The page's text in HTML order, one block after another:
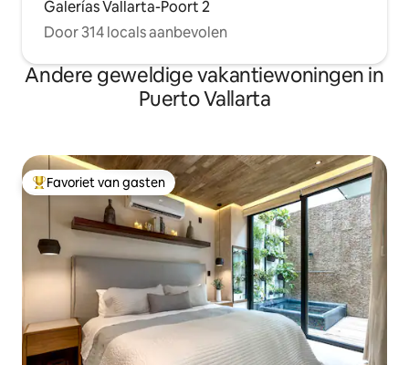
Galerías Vallarta-Poort 2
Door 314 locals aanbevolen
Andere geweldige vakantiewoningen in
Puerto Vallarta
Topfavoriet van gasten
Favoriet van gasten